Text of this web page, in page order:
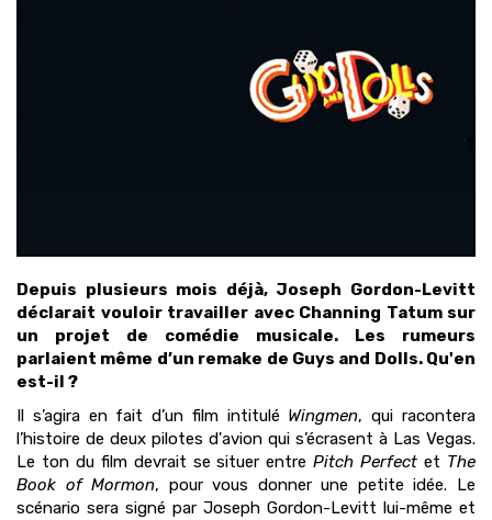
Depuis plusieurs mois déjà, Joseph Gordon-Levitt
déclarait vouloir travailler avec Channing Tatum sur
un projet de comédie musicale. Les rumeurs
parlaient même d’un remake de Guys and Dolls. Qu'en
est-il ?
Il s’agira en fait d’un film intitulé Wingmen, qui racontera
l’histoire de deux pilotes d'avion qui s’écrasent à Las Vegas.
Le ton du film devrait se situer entrePitch Perfect et The
Book of Mormon, pour vous donner une petite idée. Le
scénario sera signé par Joseph Gordon-Levitt lui-même et